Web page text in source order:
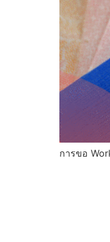
การขอ